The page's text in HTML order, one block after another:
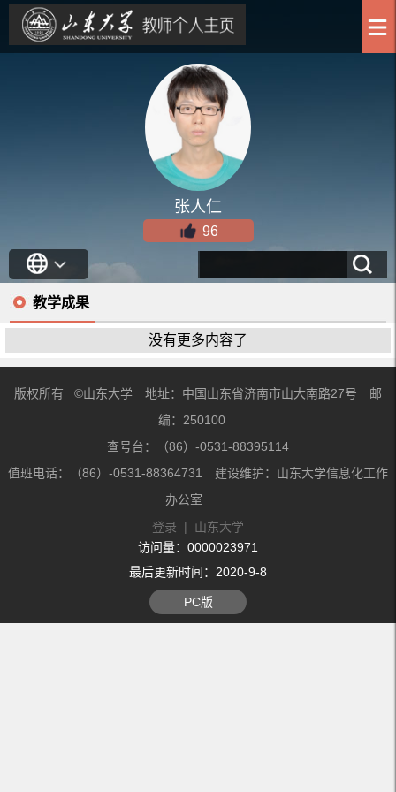
张人仁
96
教学成果
没有更多内容了
版权所有 ©山东大学 地址：中国山东省济南市山大南路27号 邮
编：250100
查号台：（86）-0531-88395114
值班电话：（86）-0531-88364731 建设维护：山东大学信息化工作
办公室
登录 | 山东大学
访问量： 0000023971
最后更新时间： 2020-9-8
PC版